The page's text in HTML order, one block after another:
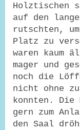
Holztischen
auf den
rutschten,
Platz zu
waren kaum
mager und
noch die
nicht ohne
konnten. Die
gern zum
den Saal